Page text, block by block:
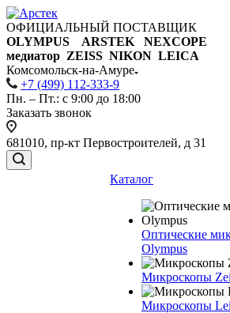
ОФИЦИАЛЬНЫЙ ПОСТАВЩИК
OLYMPUS ARSTEK NEXCOPE
медиатор ZEISS NIKON LEICA
Комсомольск-на-Амуре
+7 (499) 112-333-9
Пн. – Пт.: с 9:00 до 18:00
Заказать звонок
681010, пр-кт Первостроителей, д 31
Каталог
Оптические
Olympus
Микроскопы
Микроскопы